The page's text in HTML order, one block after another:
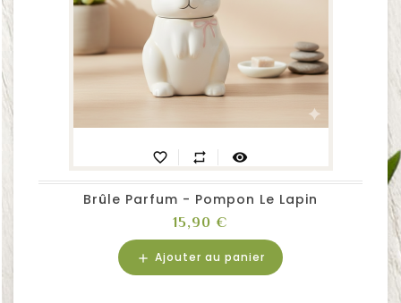
favorite_border repeat visibility
Brûle Parfum - Pompon Le Lapin
Prix
15,90 €
add Ajouter au panier